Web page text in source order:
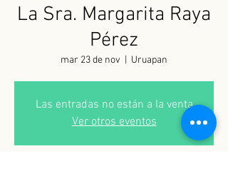
La Sra. Margarita Raya
Pérez
mar 23 de nov Uruapan
Las entradas no están a la venta
Ver otros eventos